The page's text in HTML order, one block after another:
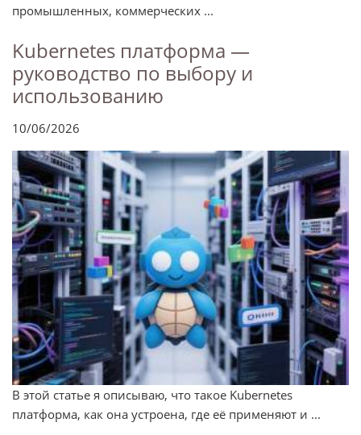
промышленных, коммерческих ...
Kubernetes платформа —
руководство по выбору и
использованию
10/06/2026
В этой статье я описываю, что такое Kubernetes
платформа, как она устроена, где её применяют и ...